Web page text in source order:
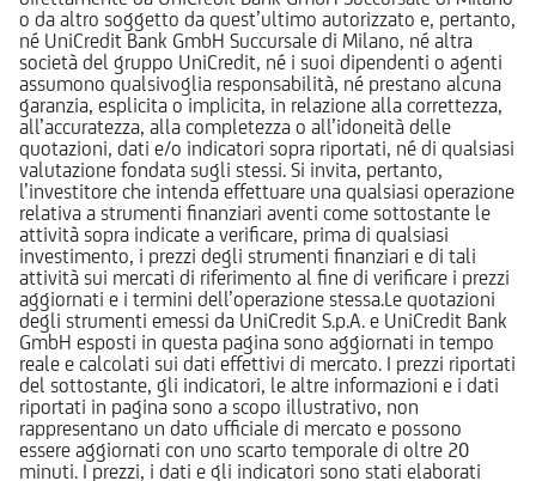
o da altro soggetto da quest’ultimo autorizzato e, pertanto,
né UniCredit Bank GmbH Succursale di Milano, né altra
società del gruppo UniCredit, né i suoi dipendenti o agenti
assumono qualsivoglia responsabilità, né prestano alcuna
garanzia, esplicita o implicita, in relazione alla correttezza,
all’accuratezza, alla completezza o all’idoneità delle
quotazioni, dati e/o indicatori sopra riportati, né di qualsiasi
valutazione fondata sugli stessi. Si invita, pertanto,
l’investitore che intenda effettuare una qualsiasi operazione
relativa a strumenti finanziari aventi come sottostante le
attività sopra indicate a verificare, prima di qualsiasi
investimento, i prezzi degli strumenti finanziari e di tali
attività sui mercati di riferimento al fine di verificare i prezzi
aggiornati e i termini dell’operazione stessa.Le quotazioni
degli strumenti emessi da UniCredit S.p.A. e UniCredit Bank
GmbH esposti in questa pagina sono aggiornati in tempo
reale e calcolati sui dati effettivi di mercato. I prezzi riportati
del sottostante, gli indicatori, le altre informazioni e i dati
riportati in pagina sono a scopo illustrativo, non
rappresentano un dato ufficiale di mercato e possono
essere aggiornati con uno scarto temporale di oltre 20
minuti. I prezzi, i dati e gli indicatori sono stati elaborati